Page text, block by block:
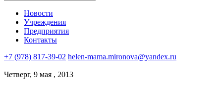
Новости
Учреждения
Предприятия
Контакты
+7 (978) 817-39-02 helen-mama.mironova@yandex.ru
Четверг, 9 мая , 2013